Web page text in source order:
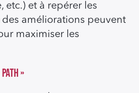
etc.) et à repérer les
améliorations peuvent
maximiser les
»